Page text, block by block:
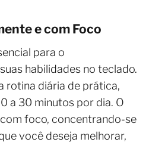
e com Foco
para o
habilidades no teclado.
rotina diária de prática,
a 30 minutos por dia. O
foco, concentrando-se
você deseja melhorar,